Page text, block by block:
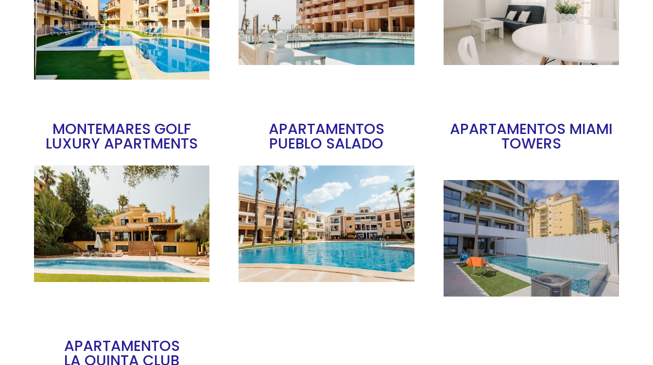
MONTEMARES GOLF
LUXURY APARTMENTS
APARTAMENTOS
PUEBLO SALADO
APARTAMENTOS MIAMI
TOWERS
APARTAMENTOS
LA QUINTA CLUB